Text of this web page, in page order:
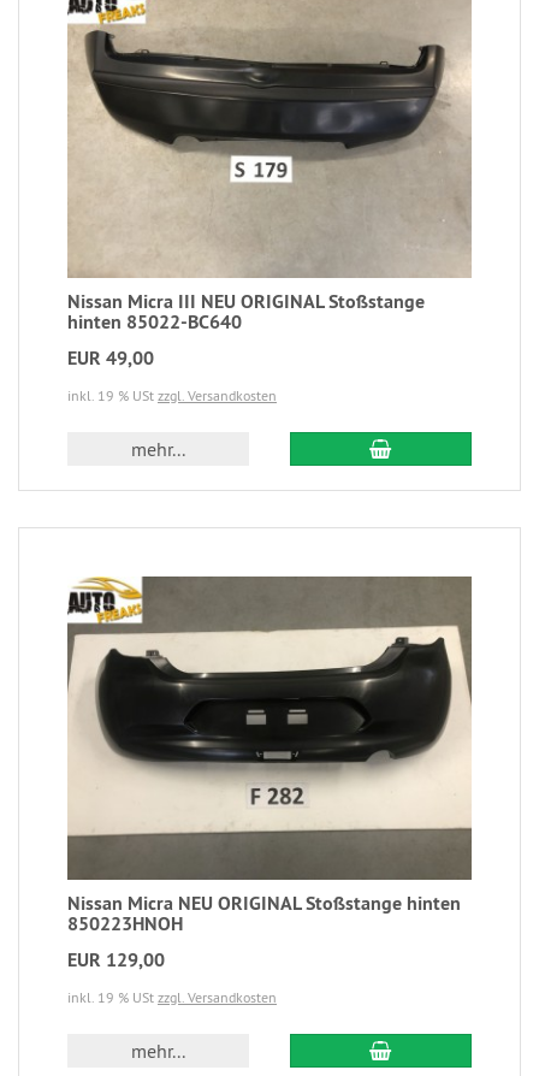
Nissan Micra III NEU ORIGINAL Stoßstange
hinten 85022-BC640
EUR 49,00
inkl. 19 % USt zzgl. Versandkosten
mehr...
Nissan Micra NEU ORIGINAL Stoßstange hinten
850223HNOH
EUR 129,00
inkl. 19 % USt zzgl. Versandkosten
mehr...